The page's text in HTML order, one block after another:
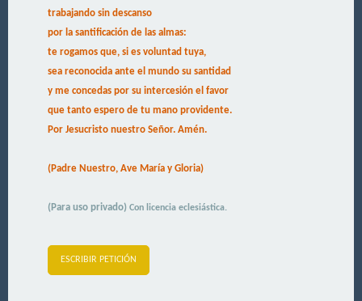
trabajando sin descanso
por la santificación de las almas:
te rogamos que, si es voluntad tuya,
sea reconocida ante el mundo su santidad
y me concedas por su intercesión el favor
que tanto espero de tu mano providente.
Por Jesucristo nuestro Señor. Amén.
(Padre Nuestro, Ave María y Gloria)
(Para uso privado) Con licencia eclesiástica.
ESCRIBIR PETICIÓN